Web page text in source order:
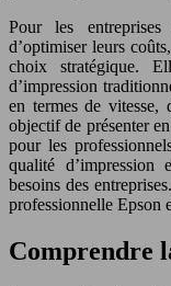
Pour les
d’optimiser leurs
choix stratégique.
d’impression
en termes de
objectif de présenter
pour les
qualité d’impression
besoins des
professionnelle Epson
Comprendre